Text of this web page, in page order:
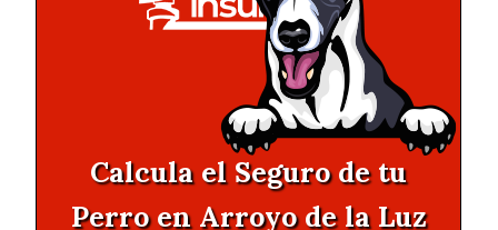
Calcula el Seguro de tu
Perro en Arroyo de la Luz